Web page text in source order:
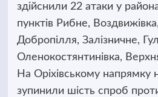
здійснили 22 атаки у
пунктів Рибне,
Добропілля, Залізничне,
Оленокостянтинівка,
На Оріхівському напрямку
зупинили шість спроб